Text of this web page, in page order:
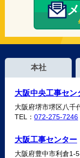
本社
大阪中央工事セン
大阪府堺市堺区八千
TEL： 072-275-7246
大阪工事センター
大阪府豊中市利倉1-